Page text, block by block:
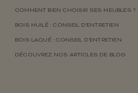
COMMENT BIEN CHOISIR SES MEUBLES ?
BOIS HUILÉ : CONSEIL D’ENTRETIEN
BOIS LAQUÉ : CONSEIL D’ENTRETIEN
DÉCOUVREZ NOS ARTICLES DE BLOG